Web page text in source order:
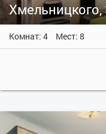
Хмельницкого,
Комнат: 4 Мест: 8